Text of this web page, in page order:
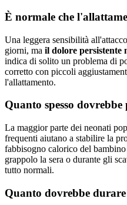
È normale che
Una leggera sensibilità
giorni, ma il dolore persistente
indica di solito un problema di
corretto con piccoli
l'allattamento.
Quanto spesso
La maggior parte dei neonati
frequenti aiutano a stabilire la
fabbisogno calorico del
grappolo la sera o durante gli
tutto normali.
Quanto dovrebbe